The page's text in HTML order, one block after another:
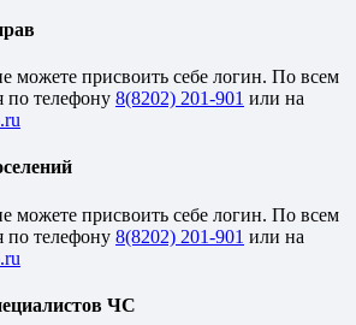
можете присвоить себе логин. По всем
по телефону 8(8202) 201-901 или на
можете присвоить себе логин. По всем
по телефону 8(8202) 201-901 или на
ЧС